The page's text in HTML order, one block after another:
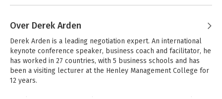
Over Derek Arden
Derek Arden is a leading negotiation expert. An international
keynote conference speaker, business coach and facilitator, he
has worked in 27 countries, with 5 business schools and has
been a visiting lecturer at the Henley Management College for
12 years.